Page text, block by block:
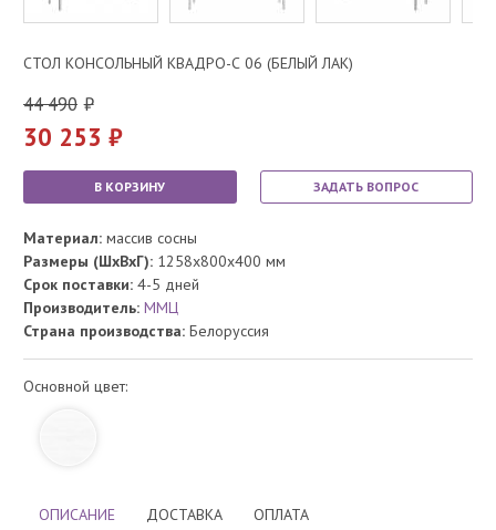
СТОЛ КОНСОЛЬНЫЙ КВАДРО-С 06 (БЕЛЫЙ ЛАК)
44 490
30 253
В КОРЗИНУ ЗАДАТЬ ВОПРОС
Материал: массив сосны
Размеры (ШхВхГ): 1258x800x400 мм
Срок поставки: 4-5 дней
Производитель: ММЦ
Страна производства: Белоруссия
Основной цвет:
ОПИСАНИЕ ДОСТАВКА ОПЛАТА